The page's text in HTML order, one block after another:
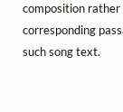
composition
corresponding
such song text.